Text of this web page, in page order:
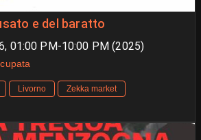
e del baratto
01:00 PM-10:00 PM (2025)
Livorno
Zekka market